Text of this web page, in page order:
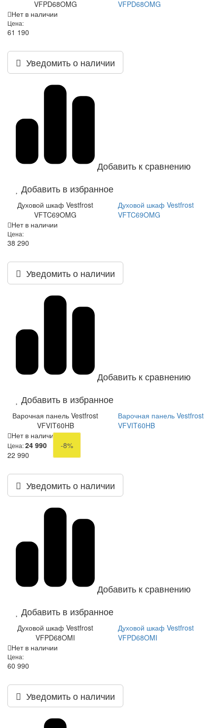
VFPD68OMG
VFPD68OMG
Нет в наличии
Цена:
61 190
Уведомить о наличии
Добавить к сравнению
Добавить в избранное
Духовой шкаф Vestfrost
VFTC69OMG
Духовой шкаф Vestfrost
VFTC69OMG
Нет в наличии
Цена:
38 290
Уведомить о наличии
Добавить к сравнению
Добавить в избранное
Варочная панель Vestfrost
VFVIT60HB
Варочная панель Vestfrost
VFVIT60HB
Нет в наличии
Цена:24 990
-8%
22 990
Уведомить о наличии
Добавить к сравнению
Добавить в избранное
Духовой шкаф Vestfrost
VFPD68OMI
Духовой шкаф Vestfrost
VFPD68OMI
Нет в наличии
Цена:
60 990
Уведомить о наличии